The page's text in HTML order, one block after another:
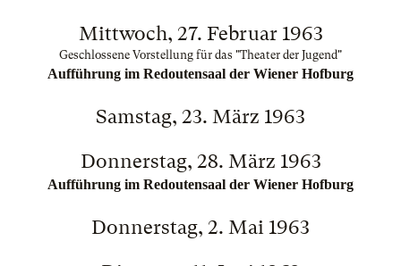
Mittwoch, 27. Februar 1963
Geschlossene Vorstellung für das "Theater der Jugend"
Aufführung im Redoutensaal der Wiener Hofburg
Samstag, 23. März 1963
Donnerstag, 28. März 1963
Aufführung im Redoutensaal der Wiener Hofburg
Donnerstag, 2. Mai 1963